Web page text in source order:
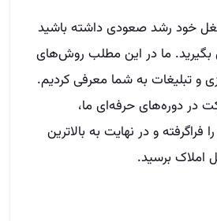
بذار
تا پایان وقت اداری امروز